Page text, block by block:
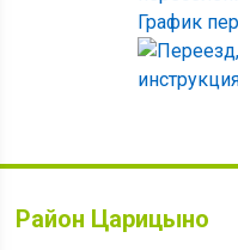
График
Район Царицыно